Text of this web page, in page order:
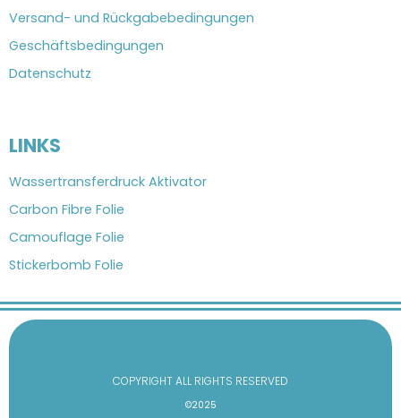
Versand- und Rückgabebedingungen
Geschäftsbedingungen
Datenschutz
LINKS
Wassertransferdruck Aktivator
Carbon Fibre Folie
Camouflage Folie
Stickerbomb Folie
COPYRIGHT ALL RIGHTS RESERVED
©2025